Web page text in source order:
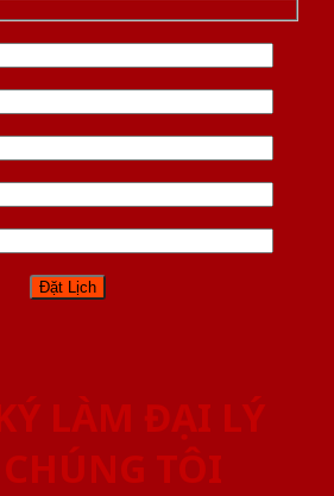
LÀM ĐẠI LÝ
TÔI